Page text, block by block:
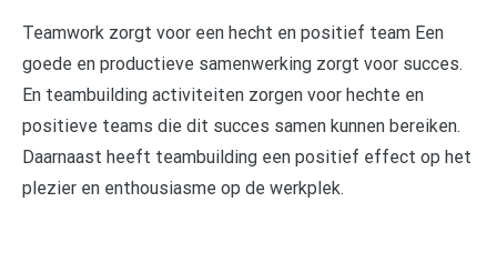
Teamwork zorgt voor een hecht en positief team Een
goede en productieve samenwerking zorgt voor succes.
En teambuilding activiteiten zorgen voor hechte en
positieve teams die dit succes samen kunnen bereiken.
Daarnaast heeft teambuilding een positief effect op het
plezier en enthousiasme op de werkplek.